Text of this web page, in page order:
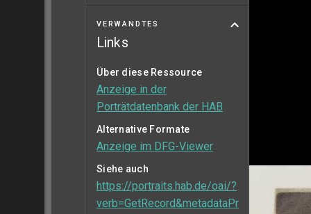
VERWANDTES
Links
Über diese Ressource
Anzeige in der
Porträtdatenbank der HAB
Alternative Formate
Anzeige im DFG-Viewer
Siehe auch
https://portraits.hab.de/oai/?
verb=GetRecord&metadataPr